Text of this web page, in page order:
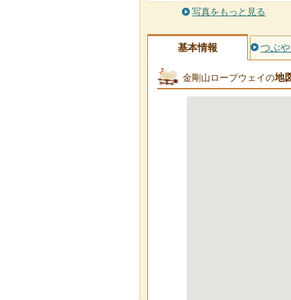
写真をもっと見る
基本情報 つぶ
金剛山ロープウェイの地